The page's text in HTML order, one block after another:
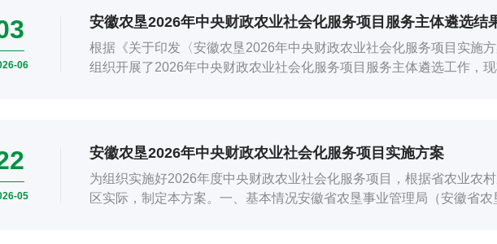
06
安徽农垦2026年中央财政农业社会化服务项目服务主体遴选结
根据《关于印发〈安徽农垦2026年中央财政农业社会化服务项目实施
组织开展了2026年中央财政农业社会化服务项目服务主体遴选工作，
05
安徽农垦2026年中央财政农业社会化服务项目实施方案
为组织实施好2026年度中央财政农业社会化服务项目，根据省农业农
区实际，制定本方案。一、基本情况安徽省农垦事业管理局（安徽省